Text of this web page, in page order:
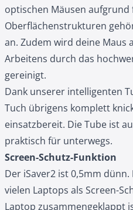
optischen Mäusen
Oberflächenstrukturen
an. Zudem wird deine Maus
Arbeitens durch das
gereinigt.
Dank unserer intelligenten
Tuch übrigens komplett
einsatzbereit. Die Tube ist
praktisch für unterwegs.
Screen-Schutz-Funktion
Der iSaver2 ist 0,5mm
vielen Laptops als Screen-
Laptop zusammengeklappt